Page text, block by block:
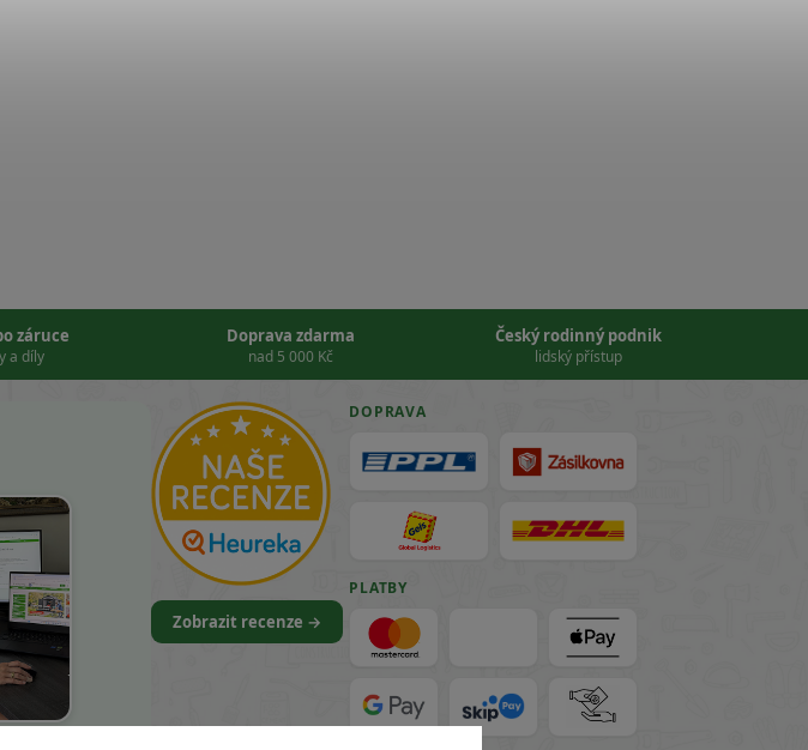
záruce
a díly
Doprava zdarma
nad 5 000 Kč
Český rodinný podnik
lidský přístup
Zobrazit recenze →
DOPRAVA
PLATBY